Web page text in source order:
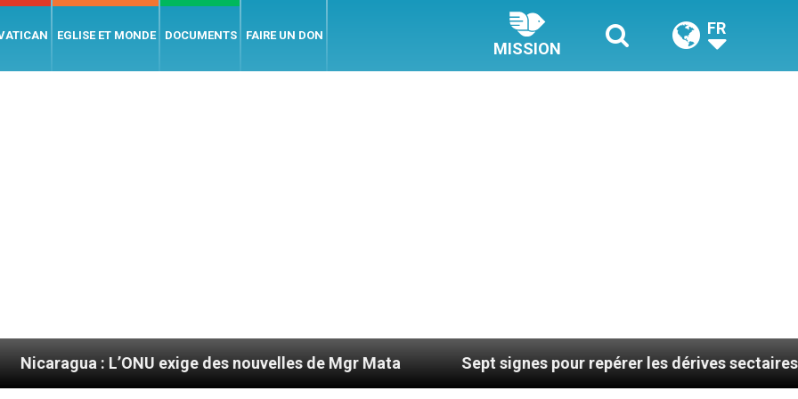
EGLISE ET MONDE DOCUMENTS FAIRE UN DON
MISSION
FR
L’ONU exige des nouvelles de Mgr Mata Sept signes pour repérer les dérives sectaires du coaching